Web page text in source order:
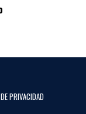
PRIVACIDAD